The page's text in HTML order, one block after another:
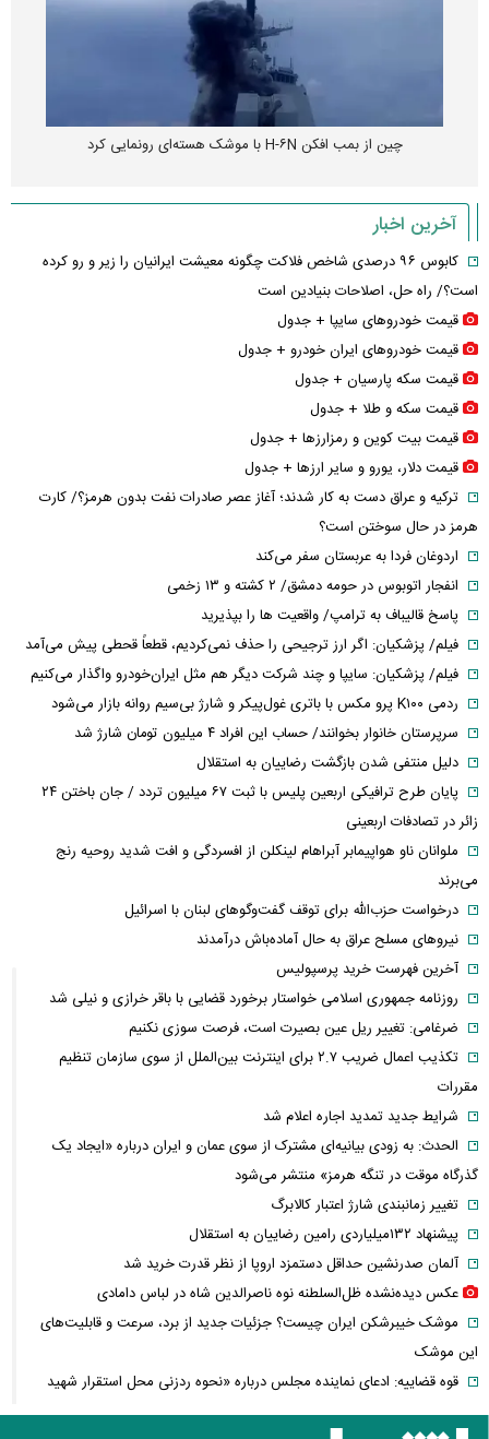
چین از بمب افکن H-۶N با موشک هسته‌ای رونمایی کرد
آخرین اخبار
کابوس ۹۶ درصدی شاخص فلاکت چگونه معیشت ایرانیان را زیر و رو کرده
است؟/ راه حل، اصلاحات بنیادین است
قیمت خودرو‌های سایپا + جدول
قیمت خودرو‌های ایران خودرو + جدول
قیمت سکه پارسیان + جدول
قیمت سکه و طلا + جدول
قیمت بیت کوین و رمزارز‌ها + جدول
قیمت دلار، یورو و سایر ارز‌ها + جدول
ترکیه و عراق دست به کار شدند؛ آغاز عصر صادرات نفت بدون هرمز؟/ کارت
هرمز در حال سوختن است؟
اردوغان فردا به عربستان سفر می‌کند
انفجار اتوبوس در حومه دمشق/ ۲ کشته و ۱۳ زخمی
پاسخ قالیباف به ترامپ/ واقعیت ها را بپذیرید
فیلم/ پزشکیان: اگر ارز ترجیحی را حذف نمی‌کردیم، قطعاً قحطی پیش می‌آمد
فیلم/ پزشکیان: سایپا و چند شرکت دیگر هم مثل ایران‌خودرو واگذار می‌کنیم
ردمی K۱۰۰ پرو مکس با باتری غول‌پیکر و شارژ بی‌سیم روانه بازار می‌شود
سرپرستان خانوار بخوانند/ حساب این افراد ۴ میلیون تومان شارژ شد
دلیل منتفی شدن بازگشت رضاییان به استقلال
پایان طرح ترافیکی اربعین پلیس با ثبت ۶۷ میلیون تردد / جان باختن ۲۴
زائر در تصادفات اربعینی
ملوانان ناو هواپیمابر آبراهام لینکلن از افسردگی و افت شدید روحیه رنج
می‌برند
درخواست حزب‌الله برای توقف گفت‌وگوهای لبنان با اسرائیل
نیروهای مسلح عراق به حال آماده‌باش درآمدند
آخرین فهرست خرید پرسپولیس
روزنامه جمهوری اسلامی خواستار برخورد قضایی با باقر خرازی و نیلی شد
ضرغامی: تغییر ریل عین بصیرت است، فرصت سوزی نکنیم
تکذیب اعمال ضریب ۲.۷ برای اینترنت بین‌الملل از سوی سازمان تنظیم
مقررات
شرایط جدید تمدید اجاره اعلام شد
الحدث: به زودی بیانیه‌ای مشترک از سوی عمان و ایران درباره «ایجاد یک
گذرگاه موقت در تنگه هرمز» منتشر می‌شود
تغییر زمانبندی‌ شارژ اعتبار کالابرگ
پیشنهاد ۱۳۲میلیاردی رامین رضاییان به استقلال
آلمان صدرنشین حداقل دستمزد اروپا از نظر قدرت خرید شد
عکس دیده‌نشده ظل‌السلطنه نوه ناصرالدین شاه در لباس دامادی
موشک خیبرشکن ایران چیست؟ جزئیات جدید از برد، سرعت و قابلیت‌های
این موشک
قوه قضاییه: ادعای نماینده مجلس درباره «نحوه ردزنی محل استقرار شهید
لاریجانی» صحت ندارد